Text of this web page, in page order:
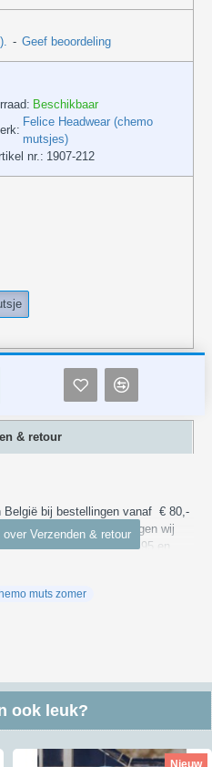
- Geef beoordeling
Beschikbaar
Felice Headwear (chemo
mutsjes)
nr.: 1907-212
& retour
België bij bestellingen vanaf € 80,-
minder dan € 80,- vragen wij
Nederland vanaf € 4,95 en
de tijd om de producten die
een retourzending te versturen
via dat antwoordnummer maar
muts zomer
ook leuk?
Nieuw